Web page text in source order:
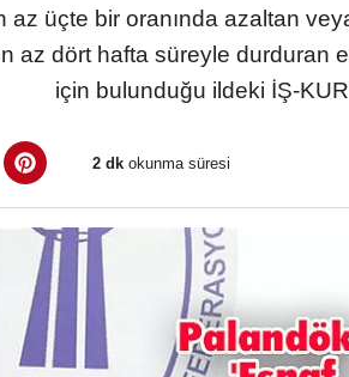
üçte bir oranında azaltan
az dört hafta süreyle durduran
için bulunduğu ildeki İŞ-
2 dk okunma süresi